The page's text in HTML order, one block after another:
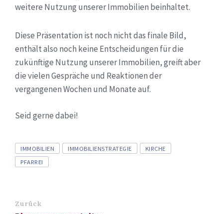
weitere Nutzung unserer Immobilien beinhaltet.
Diese Präsentation ist noch nicht das finale Bild,
enthält also noch keine Entscheidungen für die
zukünftige Nutzung unserer Immobilien, greift aber
die vielen Gespräche und Reaktionen der
vergangenen Wochen und Monate auf.
Seid gerne dabei!
Tags
IMMOBILIEN IMMOBILIENSTRATEGIE
KIRCHE
PFARREI
Zurück